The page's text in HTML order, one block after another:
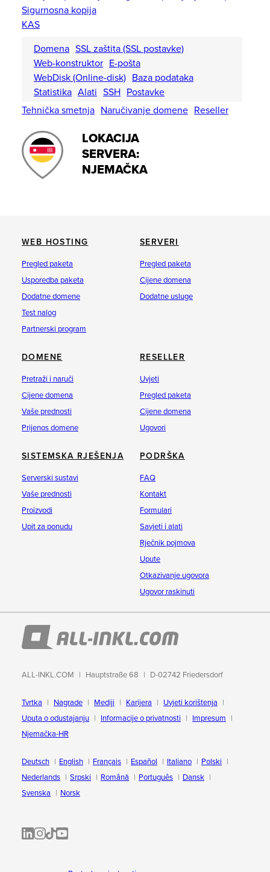
Sigurnosna kopija
KAS
Domena SSL zaštita (SSL postavke)
Web-konstruktor E-pošta
WebDisk (Online-disk) Baza podataka
Statistika Alati SSH Postavke
Tehnička smetnja Naručivanje domene Reseller
LOKACIJA
SERVERA:
NJEMAČKA
WEB HOSTING
Pregled paketa
Usporedba paketa
Dodatne domene
Test nalog
Partnerski program
SERVERI
Pregled paketa
Cijene domena
Dodatne usluge
DOMENE
Pretraži i naruči
Cijene domena
Vaše prednosti
Prijenos domene
RESELLER
Uvjeti
Pregled paketa
Cijene domena
Ugovori
SISTEMSKA RJEŠENJA
Serverski sustavi
Vaše prednosti
Proizvodi
Upit za ponudu
PODRŠKA
FAQ
Kontakt
Formulari
Savjeti i alati
Rječnik pojmova
Upute
Otkazivanje ugovora
Ugovor raskinuti
ALL-INKL.COM Hauptstraße 68 D-02742 Friedersdorf
Tvrtka Nagrade Mediji Karijera
Uvjeti korištenja
Uputa o odustajanju
Informacije o privatnosti
Impresum
Njemačka-HR
Deutsch English Français Español Italiano
Polski
Nederlands
Srpski Română Português
Dansk
Svenska
Norsk
ALL-INKL.COM | LinkedIn
ALL-INKL.COM • Instagram photos and videos
ALL-INKL.COM | TikTok
ALLINKL.COM - YouTube